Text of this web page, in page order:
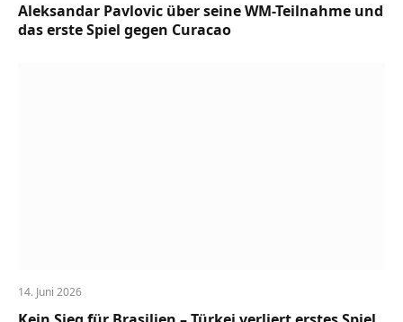
Aleksandar Pavlovic über seine WM-Teilnahme und
das erste Spiel gegen Curacao
14. Juni 2026